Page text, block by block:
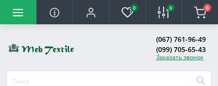
0 0 0
(067) 761-96-49
(099) 705-65-43
Заказать звонок